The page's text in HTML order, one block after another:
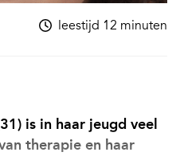
leestijd 12 minuten
is in haar jeugd veel
therapie en haar